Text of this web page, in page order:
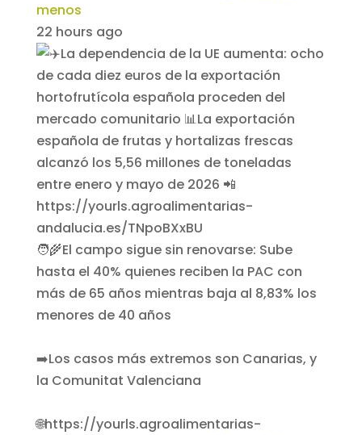
menos
22 hours ago
🧑‍🌾El campo sigue sin renovarse: Sube
hasta el 40% quienes reciben la PAC con
más de 65 años mientras baja al 8,83% los
menores de 40 años
➡️Los casos más extremos son Canarias, y
la Comunitat Valenciana
🌐https://yourls.agroalimentarias-